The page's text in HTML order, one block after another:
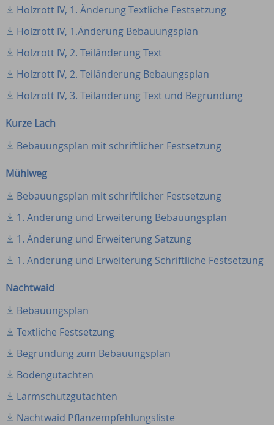
Holzrott IV, 1. Änderung Textliche Festsetzung
Holzrott IV, 1.Änderung Bebauungsplan
Holzrott IV, 2. Teiländerung Text
Holzrott IV, 2. Teiländerung Bebaungsplan
Holzrott IV, 3. Teiländerung Text und Begründung
Kurze Lach
Bebauungsplan mit schriftlicher Festsetzung
Mühlweg
Bebauungsplan mit schriftlicher Festsetzung
1. Änderung und Erweiterung Bebauungsplan
1. Änderung und Erweiterung Satzung
1. Änderung und Erweiterung Schriftliche Festsetzung
Nachtwaid
Bebauungsplan
Textliche Festsetzung
Begründung zum Bebauungsplan
Bodengutachten
Lärmschutzgutachten
Nachtwaid Pflanzempfehlungsliste